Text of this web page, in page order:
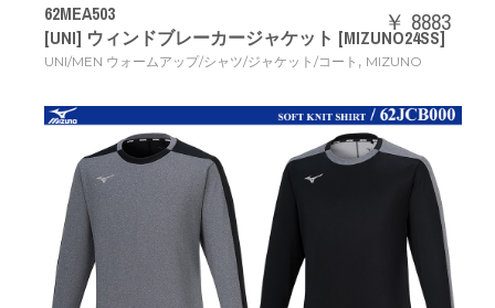
62MEA503
[UNI] ウィンドブレーカージャケット [MIZUNO24SS]
UNI/MEN ウォームアップ/シャツ/ジャケット/コート , MIZUNO
￥ 8883